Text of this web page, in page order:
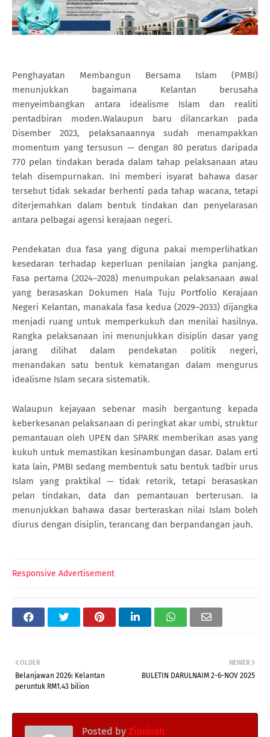
Penghayatan Membangun Bersama Islam (PMBI)
menunjukkan bagaimana Kelantan berusaha
menyeimbangkan antara idealisme Islam dan realiti
pentadbiran moden.Walaupun baru dilancarkan pada
Disember 2023, pelaksanaannya sudah menampakkan
momentum yang tersusun — dengan 80 peratus daripada
770 pelan tindakan berada dalam tahap pelaksanaan atau
telah disempurnakan. Ini memberi isyarat bahawa dasar
tersebut tidak sekadar berhenti pada tahap wacana, tetapi
diterjemahkan dalam bentuk tindakan dan penyelarasan
antara pelbagai agensi kerajaan negeri.
Pendekatan dua fasa yang diguna pakai memperlihatkan
kesedaran terhadap keperluan penilaian jangka panjang.
Fasa pertama (2024–2028) menumpukan pelaksanaan awal
yang berasaskan Dokumen Hala Tuju Portfolio Kerajaan
Negeri Kelantan, manakala fasa kedua (2029–2033) dijangka
menjadi ruang untuk memperkukuh dan menilai hasilnya.
Rangka pelaksanaan ini menunjukkan disiplin dasar yang
jarang dilihat dalam pendekatan politik negeri,
menandakan satu bentuk kematangan dalam mengurus
idealisme Islam secara sistematik.
Walaupun kejayaan sebenar masih bergantung kepada
keberkesanan pelaksanaan di peringkat akar umbi, struktur
pemantauan oleh UPEN dan SPARK memberikan asas yang
kukuh untuk memastikan kesinambungan dasar. Dalam erti
kata lain, PMBI sedang membentuk satu bentuk tadbir urus
Islam yang praktikal — tidak retorik, tetapi berasaskan
pelan tindakan, data dan pemantauan berterusan. Ia
menunjukkan bahawa dasar berteraskan nilai Islam boleh
diurus dengan disiplin, terancang dan berpandangan jauh.
Responsive Advertisement
NEWER
BULETIN DARULNAIM 2-6-NOV 2025
OLDER
Belanjawan 2026: Kelantan
peruntuk RM1.43 bilion
Posted by Zinnirah